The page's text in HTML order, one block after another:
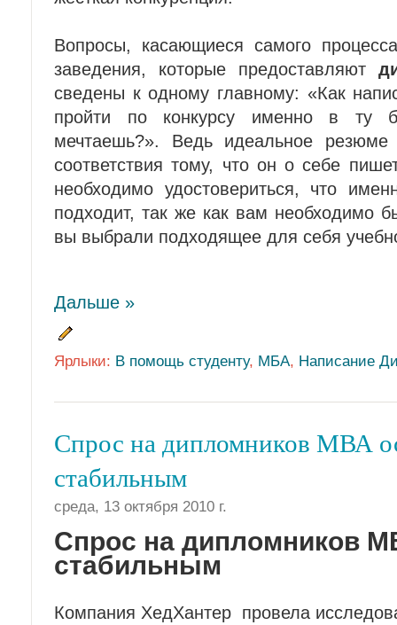
Вопросы, касающиеся самого
заведения, которые предоставляют
сведены к одному главному: «Как
пройти по конкурсу именно в ту
мечтаешь?». Ведь идеальное резюме
соответствия тому, что он о себе
необходимо удостовериться, что
подходит, так же как вам необходимо
вы выбрали подходящее для себя
Дальше »
Ярлыки: В помощь студенту, МБА, Написание
Спрос на дипломников МВА
стабильным
среда, 13 октября 2010 г.
Спрос на дипломников
стабильным
Компания ХедХантер провела